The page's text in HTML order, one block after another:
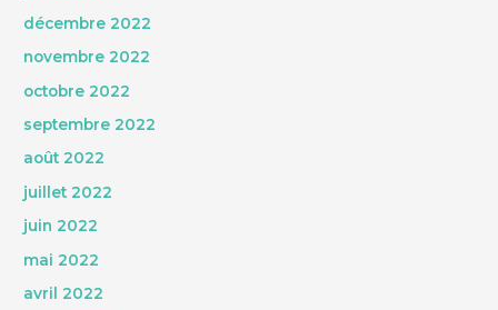
décembre 2022
novembre 2022
octobre 2022
septembre 2022
août 2022
juillet 2022
juin 2022
mai 2022
avril 2022